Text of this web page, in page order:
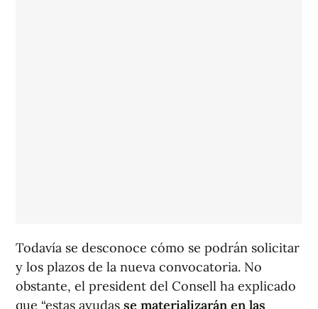
Todavía se desconoce cómo se podrán solicitar
y los plazos de la nueva convocatoria. No
obstante, el president del Consell ha explicado
que “estas ayudas se materializarán en las